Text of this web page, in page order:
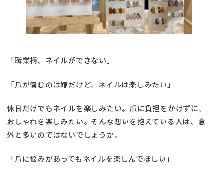
「職業柄、ネイルができない」
「爪が傷むのは嫌だけど、ネイルは楽しみたい」
休日だけでもネイルを楽しみたい。爪に負担をかけずに、
おしゃれを楽しみたい。そんな想いを抱えている人は、意
外と多いのではないでしょうか。
「爪に悩みがあってもネイルを楽しんでほしい」